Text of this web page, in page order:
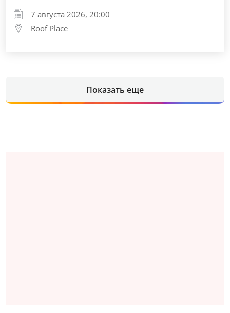
7 августа 2026, 20:00
Roof Place
Показать еще